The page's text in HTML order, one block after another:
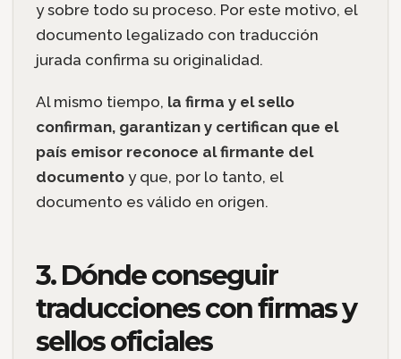
y sobre todo su proceso. Por este motivo, el
documento legalizado con traducción
jurada confirma su originalidad.
Al mismo tiempo, la firma y el sello
confirman, garantizan y certifican que el
país emisor reconoce al firmante del
documentoy que, por lo tanto, el
documento es válido en origen.
3. Dónde conseguir
traducciones con firmas y
sellos oficiales